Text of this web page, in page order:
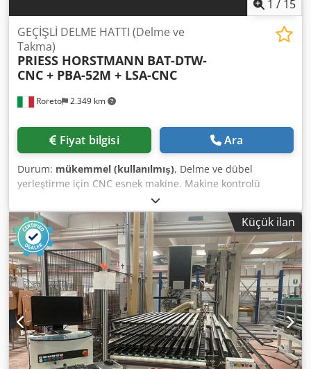
1 / 15
Roreto 2.349 km
GEÇİŞLİ DELME HATTI (Delme ve
Takma)
PRIESS HORSTMANN BAT-DTW-
CNC + PBA-52M + LSA-CNC
Fiyat bilgisi Ara
Durum: mükemmel (kullanılmış), Delme ve dübel
yerleştirme için CNC esnek makine. Makine kontrolü
BECKHOFF Şunlardan oluşuyor: A) Besleme için plaka
depolama kirpisi B) 1° ileri beslemeli CNC mod. BAT-DTW
C) 2° ileri beslemeli CNC mod. BAT-DTW D) 3° sürekli CNC
mod. BAT-DTW E) 4° ileri beslemeli CNC mod. Delme,
montaj, tutkal gösterme ve yerleştirme için BMA-DLS F)
Konveyör teknolojisi G) Tampon hattı ve RW besleyici mod.
RWA/RWZ-CNC H) Besleme ve tornalama cihazı ZWA-1-
CNC Dcjdpfxsm Uyngo Ah Tjk I) KORPUSPRESSE Mod. KP-3-
CNC L) Taşıma teknolojisi / son montaj
Küçük ilan